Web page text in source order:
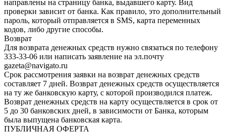
направлены на страницу банка, выдавшего карту. Вид
проверки зависит от банка. Как правило, это дополнительный
пароль, который отправляется в SMS, карта переменных
кодов, либо другие способы.
Возврат
Для возврата денежных средств нужно связаться по телефону
333-33-06 или написать заявление на эл.почту
gazeta@navigato.ru
Срок рассмотрения заявки на возврат денежных средств
составляет 7 дней. Возврат денежных средств осуществляется
на ту же банковскую карту, с которой производился платеж.
Возврат денежных средств на карту осуществляется в срок от
5 до 30 банковских дней, в зависимости от Банка, которым
была выпущена банковская карта.
ПУБЛИЧНАЯ ОФЕРТА